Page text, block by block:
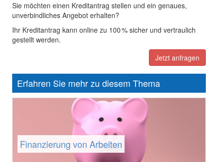
Sie möchten einen Kreditantrag stellen und ein genaues,
unverbindliches Angebot erhalten?
Ihr Kreditantrag kann online zu 100 % sicher und vertraulich
gestellt werden.
Jetzt anfragen
Erfahren Sie mehr zu diesem Thema
Finanzierung von Arbeiten